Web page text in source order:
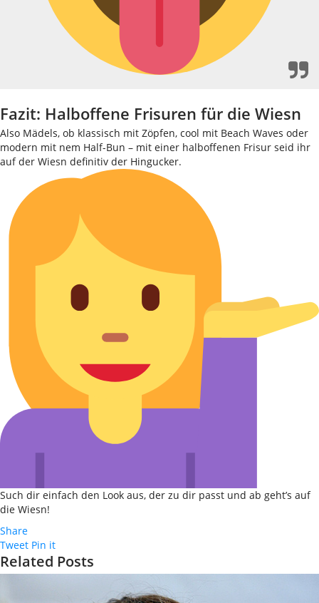
Fazit: Halboffene Frisuren für die Wiesn
Also Mädels, ob klassisch mit Zöpfen, cool mit Beach Waves oder
modern mit nem Half-Bun – mit einer halboffenen Frisur seid ihr
auf der Wiesn definitiv der Hingucker.
Such dir einfach den Look aus, der zu dir passt und ab geht’s auf
die Wiesn!
Share
Tweet Pin it
Related Posts